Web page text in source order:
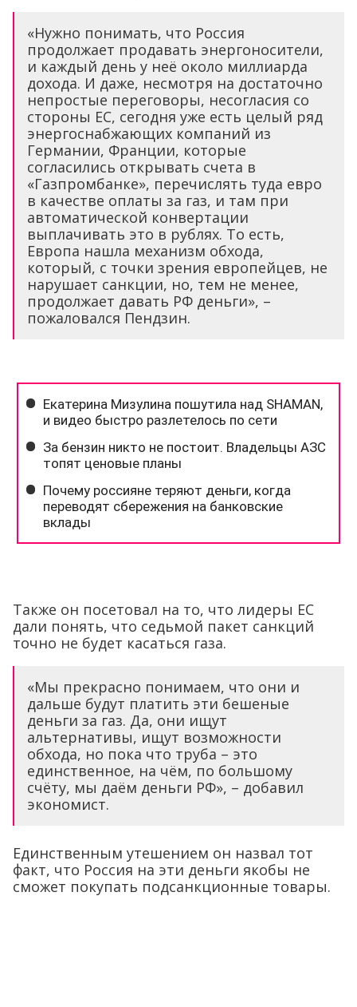
«Нужно понимать, что Россия
продолжает продавать энергоносители,
и каждый день у неё около миллиарда
дохода. И даже, несмотря на достаточно
непростые переговоры, несогласия со
стороны ЕС, сегодня уже есть целый ряд
энергоснабжающих компаний из
Германии, Франции, которые
согласились открывать счета в
«Газпромбанке», перечислять туда евро
в качестве оплаты за газ, и там при
автоматической конвертации
выплачивать это в рублях. То есть,
Европа нашла механизм обхода,
который, с точки зрения европейцев, не
нарушает санкции, но, тем не менее,
продолжает давать РФ деньги», –
пожаловался Пендзин.
Также он посетовал на то, что лидеры ЕС
дали понять, что седьмой пакет санкций
точно не будет касаться газа.
«Мы прекрасно понимаем, что они и
дальше будут платить эти бешеные
деньги за газ. Да, они ищут
альтернативы, ищут возможности
обхода, но пока что труба – это
единственное, на чём, по большому
счёту, мы даём деньги РФ», – добавил
экономист.
Единственным утешением он назвал тот
факт, что Россия на эти деньги якобы не
сможет покупать подсанкционные товары.